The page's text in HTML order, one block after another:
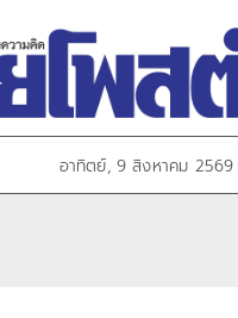
อาทิตย์, 9 สิงหาคม 2569